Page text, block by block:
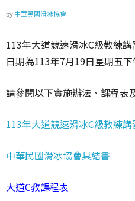
by中華民國滑冰協會
113年大道競速滑冰C級教練
日期為113年7月19日星期五
請參閱以下實施辦法、課程表
113年大道競速滑冰C級教練
中華民國滑冰協會具結書
大道C教課程表